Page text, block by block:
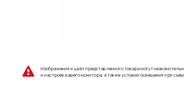
Изображения и цвет представленного товара могут
и настроек вашего монитора, а также условий освещения при